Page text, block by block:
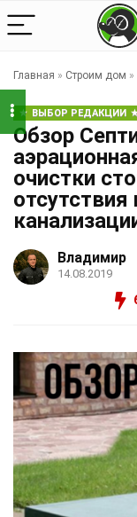
Главная » Строим дом »
ВЫБОР РЕДАКЦИИ
Обзор
очистки
Владимир
14.08.2019